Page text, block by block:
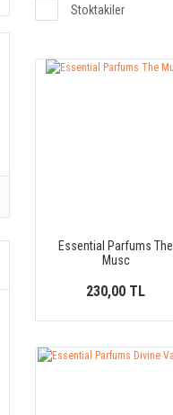
Stoktakiler
Essential Parfums The
Musc
230,00 TL